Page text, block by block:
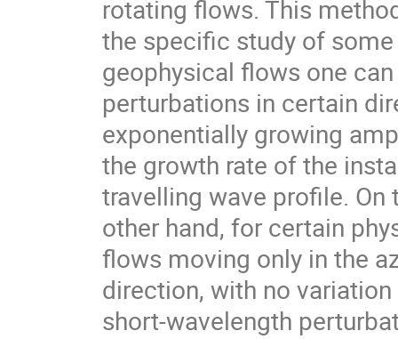
rotating flows. This
the specific study of
geophysical flows one
perturbations in certain
exponentially growing
the growth rate of the
travelling wave profile. On
other hand, for certain
flows moving only in the
direction, with no
short-wavelength